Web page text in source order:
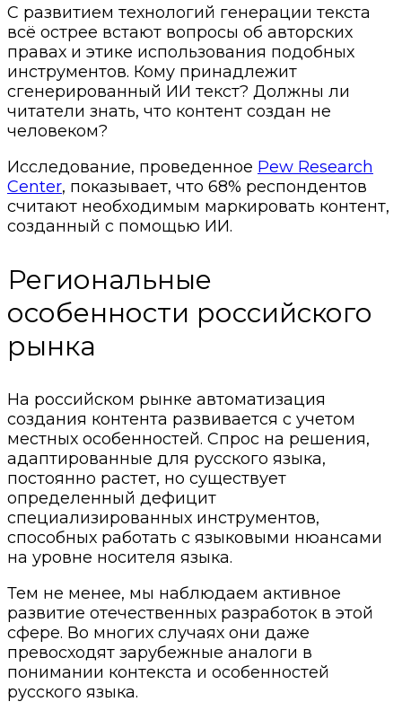
С развитием технологий генерации текста
всё острее встают вопросы об авторских
правах и этике использования подобных
инструментов. Кому принадлежит
сгенерированный ИИ текст? Должны ли
читатели знать, что контент создан не
человеком?
Исследование, проведенное Pew Research
Center, показывает, что 68% респондентов
считают необходимым маркировать контент,
созданный с помощью ИИ.
Региональные
особенности российского
рынка
На российском рынке автоматизация
создания контента развивается с учетом
местных особенностей. Спрос на решения,
адаптированные для русского языка,
постоянно растет, но существует
определенный дефицит
специализированных инструментов,
способных работать с языковыми нюансами
на уровне носителя языка.
Тем не менее, мы наблюдаем активное
развитие отечественных разработок в этой
сфере. Во многих случаях они даже
превосходят зарубежные аналоги в
понимании контекста и особенностей
русского языка.